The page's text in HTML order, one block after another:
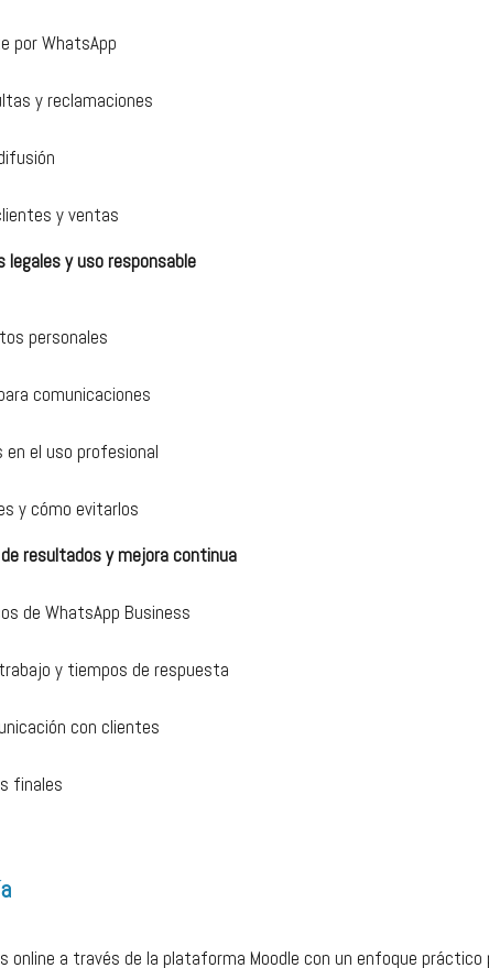
por WhatsApp
y reclamaciones
y ventas
legales y uso responsable
personales
comunicaciones
el uso profesional
y cómo evitarlos
resultados y mejora continua
de WhatsApp Business
y tiempos de respuesta
con clientes
finales
online a través de la plataforma Moodle con un enfoque